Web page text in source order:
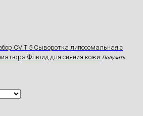
CVIT 5 Сыворотка липосомальная с
Флюид для сияния кожи Получить